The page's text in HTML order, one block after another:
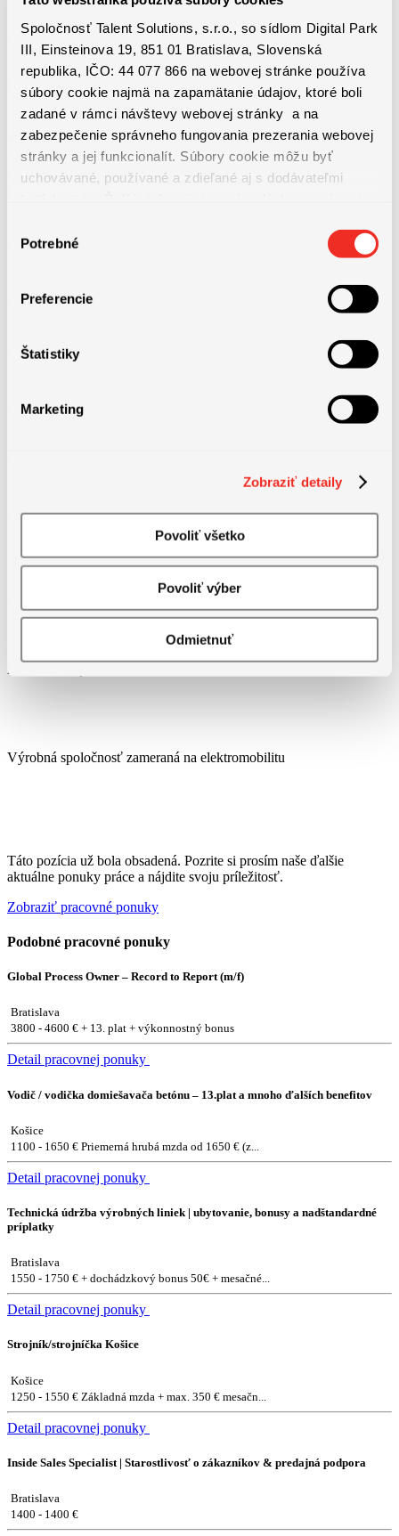
Spoločnosť Talent Solutions, s.r.o., so sídlom Digital Park
III, Einsteinova 19, 851 01 Bratislava, Slovenská
republika, IČO: 44 077 866 na webovej stránke používa
súbory cookie najmä na zapamätanie údajov, ktoré boli
zadané v rámci návštevy webovej stránky a na
zabezpečenie správneho fungovania prezerania webovej
stránky a jej funkcionalít. Súbory cookie môžu byť
uchovávané, používané a zdieľané aj s dodávateľmi
osobných údajov
súhlasu
Potrebné
Preferencie
Štatistiky
Marketing
Zobraziť detaily
Povoliť všetko
Povoliť výber
Odmietnuť
Základný plat 1032€ brutto/mesiac + variabilná časť 30%
Priemerný plat 1342€ brutto/mesiac + bonusy
+ 13ty plat,
+ Kvartálna prémia
+ Ročný dochádzkový bonus
+ Možnosti odborného a kariérneho rastu
+ Príspevok na stravu nad rámec zákona
+ Práca v novom a modernom prostredí, hneď pri výjazde z diaľnice
Informácie o spoločnosti
Výrobná spoločnosť zameraná na elektromobilitu
Táto pozícia už bola obsadená. Pozrite si prosím naše ďalšie
aktuálne ponuky práce a nájdite svoju príležitosť.
Zobraziť pracovné ponuky
Podobné pracovné ponuky
Global Process Owner – Record to Report (m/f)
Bratislava
3800 - 4600 € + 13. plat + výkonnostný bonus
Detail pracovnej ponuky
Vodič / vodička domiešavača betónu – 13.plat a mnoho ďalších benefitov
Košice
1100 - 1650 € Priemerná hrubá mzda od 1650 € (z...
Detail pracovnej ponuky
Technická údržba výrobných liniek | ubytovanie, bonusy a nadštandardné
príplatky
Bratislava
1550 - 1750 € + dochádzkový bonus 50€ + mesačné...
Detail pracovnej ponuky
Strojník/strojníčka Košice
Košice
1250 - 1550 € Základná mzda + max. 350 € mesačn...
Detail pracovnej ponuky
Inside Sales Specialist | Starostlivosť o zákazníkov & predajná podpora
Bratislava
1400 - 1400 €